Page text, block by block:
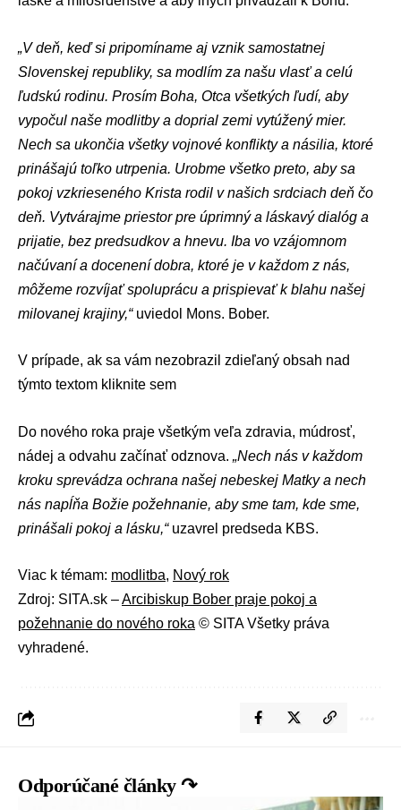
„V deň, keď si pripomíname aj vznik samostatnej
Slovenskej republiky, sa modlím za našu vlasť a celú
ľudskú rodinu. Prosím Boha, Otca všetkých ľudí, aby
vypočul naše modlitby a doprial zemi vytúžený mier.
Nech sa ukončia všetky vojnové konflikty a násilia, ktoré
prinášajú toľko utrpenia. Urobme všetko preto, aby sa
pokoj vzkrieseného Krista rodil v našich srdciach deň čo
deň. Vytvárajme priestor pre úprimný a láskavý dialóg a
prijatie, bez predsudkov a hnevu. Iba vo vzájomnom
načúvaní a docenení dobra, ktoré je v každom z nás,
môžeme rozvíjať spoluprácu a prispievať k blahu našej
milovanej krajiny,“uviedol Mons. Bober.
V prípade, ak sa vám nezobrazil zdieľaný obsah nad
týmto textom kliknite sem
Do nového roka praje všetkým veľa zdravia, múdrosť,
nádej a odvahu začínať odznova. „Nech nás v každom
kroku sprevádza ochrana našej nebeskej Matky a nech
nás napĺňa Božie požehnanie, aby sme tam, kde sme,
prinášali pokoj a lásku,“uzavrel predseda KBS.
Viac k témam: modlitba, Nový rok
Zdroj: SITA.sk –Arcibiskup Bober praje pokoj a
požehnanie do nového roka © SITA Všetky práva
vyhradené.
Odporúčané články ↷